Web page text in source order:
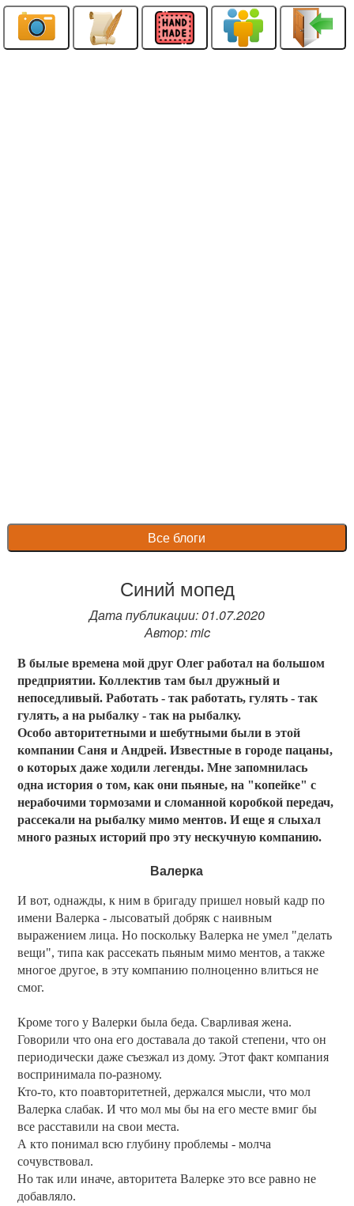
Все блоги
Синий мопед
Дата публикации: 01.07.2020
Автор: mic
В былые времена мой друг Олег работал на большом
предприятии. Коллектив там был дружный и
непоседливый. Работать - так работать, гулять - так
гулять, а на рыбалку - так на рыбалку.
Особо авторитетными и шебутными были в этой
компании Саня и Андрей. Известные в городе пацаны,
о которых даже ходили легенды. Мне запомнилась
одна история о том, как они пьяные, на "копейке" с
нерабочими тормозами и сломанной коробкой передач,
рассекали на рыбалку мимо ментов. И еще я слыхал
много разных историй про эту нескучную компанию.
Валерка
И вот, однажды, к ним в бригаду пришел новый кадр по
имени Валерка - лысоватый добряк с наивным
выражением лица. Но поскольку Валерка не умел "делать
вещи", типа как рассекать пьяным мимо ментов, а также
многое другое, в эту компанию полноценно влиться не
смог.
Кроме того у Валерки была беда. Сварливая жена.
Говорили что она его доставала до такой степени, что он
периодически даже съезжал из дому. Этот факт компания
воспринимала по-разному.
Кто-то, кто поавторитетней, держался мысли, что мол
Валерка слабак. И что мол мы бы на его месте вмиг бы
все расставили на свои места.
А кто понимал всю глубину проблемы - молча
сочувствовал.
Но так или иначе, авторитета Валерке это все равно не
добавляло.